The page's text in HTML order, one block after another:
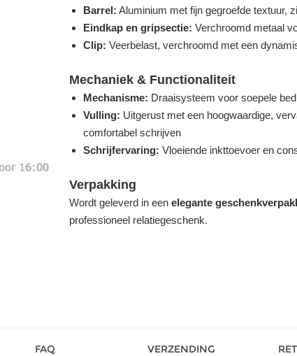
Barrel: Aluminium met fijn gegroefde textuur,
Eindkap en gripsectie: Verchroomd metaal
Clip: Veerbelast, verchroomd met een
Mechaniek & Functionaliteit
Mechanisme: Draaisysteem voor soepele
Vulling: Uitgerust met een hoogwaardige,
comfortabel schrijven
Schrijfervaring: Vloeiende inkttoevoer en
Verpakking
Wordt geleverd in een elegante
professioneel relatiegeschenk.
FAQ VERZENDING